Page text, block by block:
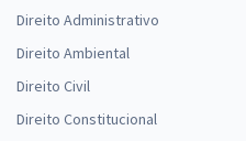
Direito Administrativo
Direito Ambiental
Direito Civil
Direito Constitucional